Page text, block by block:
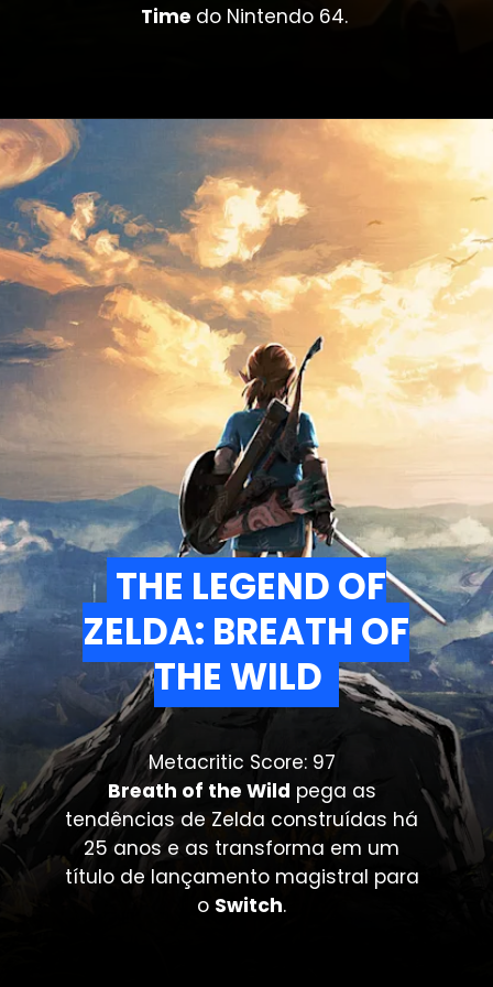
Time do Nintendo 64.
THE LEGEND OF
ZELDA: BREATH OF
THE WILD
THE LEGEND OF
ZELDA: BREATH OF
THE WILD
Metacritic Score: 97
Breath of the Wild pega as
tendências de Zelda construídas há
25 anos e as transforma em um
título de lançamento magistral para
o Switch.